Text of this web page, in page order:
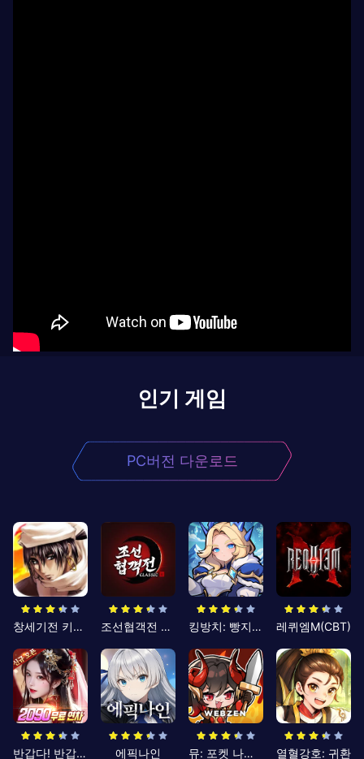
인기 게임
PC버전 다운로드
창세기전 키우기 조선협객전 클래식 킹방치: 빵지의 제왕 레퀴엠M(CBT)
반갑다! 반갑삼국지 에픽나인 뮤: 포켓 나이츠 열혈강호: 귀환